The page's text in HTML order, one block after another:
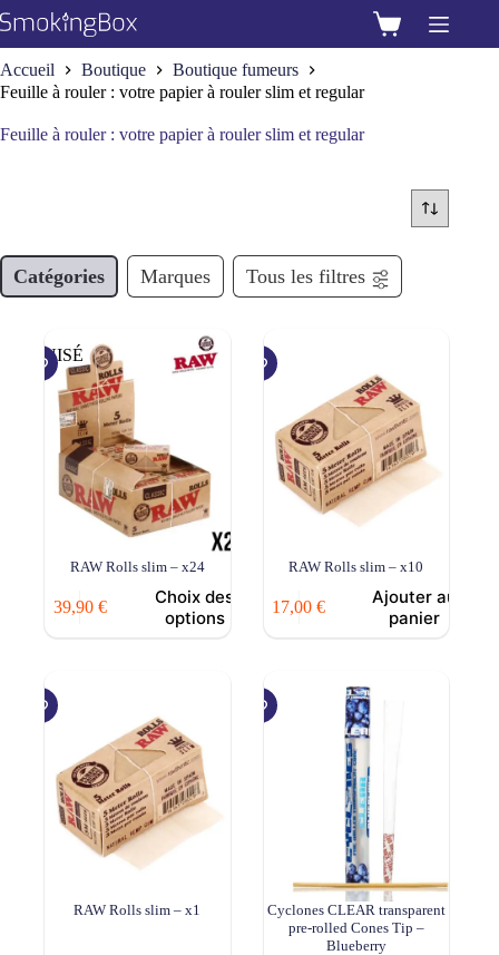
Passer
au
contenu
Panier
d’achat
Accueil
Boutique
Boutique fumeurs
Feuille à rouler : votre papier à rouler slim et regular
Feuille à rouler : votre papier à rouler slim et regular
Catégories Marques Tous les filtres
ÉPUISÉ
RAW Rolls slim – x24
39,90 €
Choix des
options
RAW Rolls slim – x10
17,00€
Ajouter au
panier
RAW Rolls slim – x1
Cyclones CLEAR transparent
pre-rolled Cones Tip –
Blueberry